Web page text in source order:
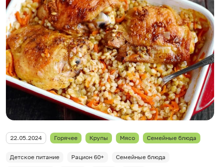
22.05.2024 Горячее Крупы Мясо Семейные блюда
Детское питание Рацион 60+
Семейные блюда